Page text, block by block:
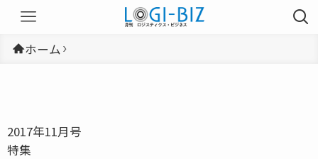
ホーム
2017年11月号
特集